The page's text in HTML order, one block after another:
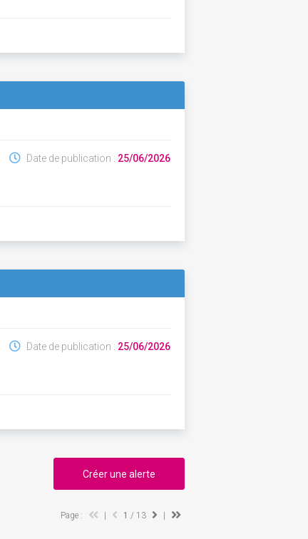
Date de publication : 25/06/2026
Date de publication : 25/06/2026
Créer une alerte
Page : 1 / 13